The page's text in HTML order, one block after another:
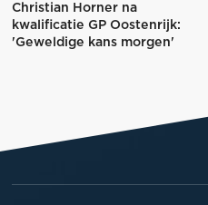
Christian Horner na
kwalificatie GP Oostenrijk:
'Geweldige kans morgen'